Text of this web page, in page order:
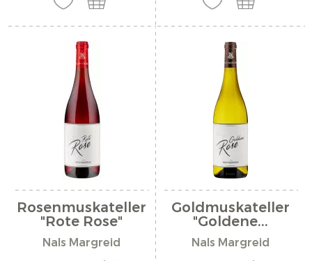
Rosenmuskateller
"Rote Rose"
Nals Margreid
Goldmuskateller
"Goldene...
Nals Margreid